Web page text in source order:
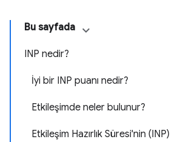
Bu sayfada
INP nedir?
İyi bir INP puanı nedir?
Etkileşimde neler bulunur?
Etkileşim Hazırlık Süresi'nin